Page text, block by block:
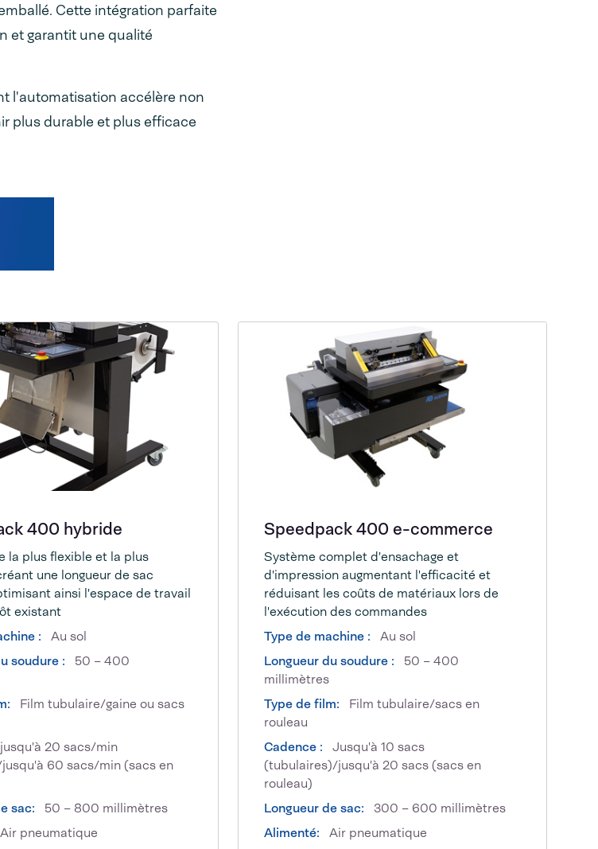
Cette intégration parfaite
et garantit une qualité
l'automatisation accélère non
plus durable et plus efficace
400 hybride
la plus flexible et la plus
une longueur de sac
ainsi l'espace de travail
existant
:
Au sol
soudure :
50 – 400
Film tubulaire/gaine ou sacs
jusqu'à 20 sacs/min
60 sacs/min (sacs en
sac:
50 – 800 millimètres
Air pneumatique
Speedpack 400 e-commerce
Système complet d'ensachage et
d'impression augmentant l'efficacité et
réduisant les coûts de matériaux lors de
l'exécution des commandes
Type de machine :
Au sol
Longueur du soudure :
50 – 400
millimètres
Type de film:
Film tubulaire/sacs en
rouleau
Cadence :
Jusqu'à 10 sacs
(tubulaires)/jusqu'à 20 sacs (sacs en
rouleau)
Longueur de sac:
300 – 600 millimètres
Alimenté:
Air pneumatique